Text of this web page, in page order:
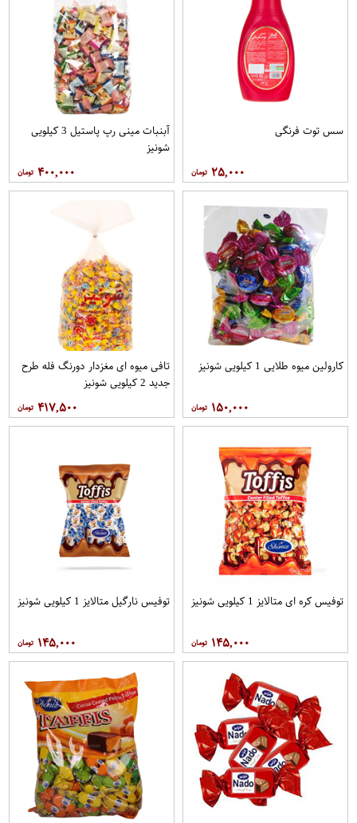
سس توت فرنگی
۲۵,۰۰۰
آبنبات مینی رپ پاستیل 3 کیلویی
شونیز
۴۰۰,۰۰۰
کارولین میوه طلایی 1 کیلویی شونیز
۱۵۰,۰۰۰
تافی میوه ای مغزدار دورنگ فله طرح
جدید 2 کیلویی شونیز
۴۱۷,۵۰۰
توفیس کره ای متالایز 1 کیلویی شونیز
۱۴۵,۰۰۰
توفیس نارگیل متالایز 1 کیلویی شونیز
۱۴۵,۰۰۰